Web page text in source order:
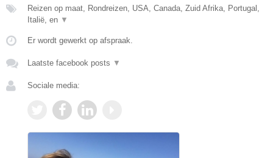
Reizen op maat, Rondreizen, USA, Canada, Zuid Afrika, Portugal,
Italië, en ▼
Er wordt gewerkt op afspraak.
Laatste facebook posts ▼
Sociale media: